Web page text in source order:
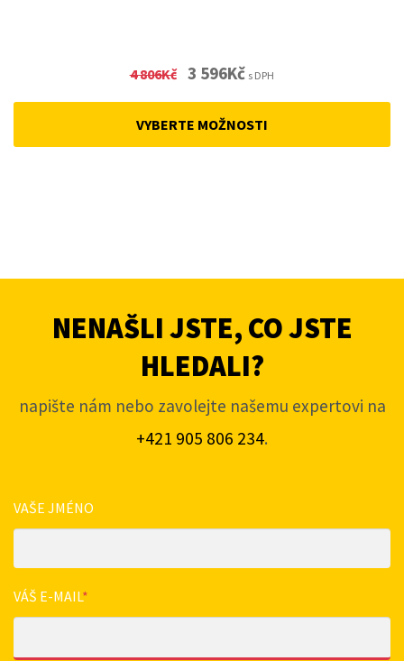
4 806Kč Original
3 596KčCurrent
s DPH
VYBERTE MOŽNOSTI
NENAŠLI JSTE, CO JSTE
HLEDALI?
napište nám nebo zavolejte našemu expertovi na
+421 905 806 234.
VAŠE JMÉNO
VÁŠ E-MAIL*